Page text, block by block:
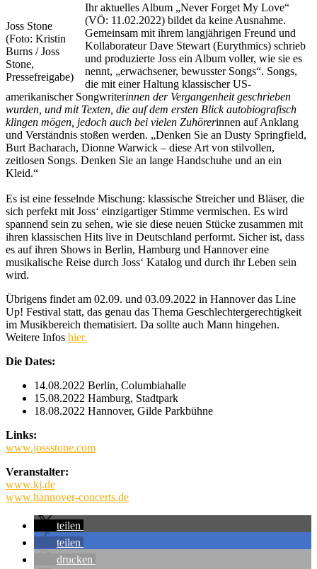
Joss Stone
(Foto: Kristin
Burns / Joss
Stone,
Pressefreigabe)
Ihr aktuelles Album „Never Forget My Love“
(VÖ: 11.02.2022) bildet da keine Ausnahme.
Gemeinsam mit ihrem langjährigen Freund und
Kollaborateur Dave Stewart (Eurythmics) schrieb
und produzierte Joss ein Album voller, wie sie es
nennt, „erwachsener, bewusster Songs“. Songs,
die mit einer Haltung klassischer US-
amerikanischer Songwriterinnen der Vergangenheit geschrieben
wurden, und mit Texten, die auf dem ersten Blick autobiografisch
klingen mögen, jedoch auch bei vielen Zuhörerinnen auf Anklang
und Verständnis stoßen werden. „Denken Sie an Dusty Springfield,
Burt Bacharach, Dionne Warwick – diese Art von stilvollen,
zeitlosen Songs. Denken Sie an lange Handschuhe und an ein
Kleid.“
Es ist eine fesselnde Mischung: klassische Streicher und Bläser, die
sich perfekt mit Joss‘ einzigartiger Stimme vermischen. Es wird
spannend sein zu sehen, wie sie diese neuen Stücke zusammen mit
ihren klassischen Hits live in Deutschland performt. Sicher ist, dass
es auf ihren Shows in Berlin, Hamburg und Hannover eine
musikalische Reise durch Joss‘ Katalog und durch ihr Leben sein
wird.
Übrigens findet am 02.09. und 03.09.2022 in Hannover das Line
Up! Festival statt, das genau das Thema Geschlechtergerechtigkeit
im Musikbereich thematisiert. Da sollte auch Mann hingehen.
Weitere Infos hier.
Die Dates:
14.08.2022 Berlin, Columbiahalle
15.08.2022 Hamburg, Stadtpark
18.08.2022 Hannover, Gilde Parkbühne
Links:
www.jossstone.com
Veranstalter:
www.kj.de
www.hannover-concerts.de
teilen
teilen
drucken